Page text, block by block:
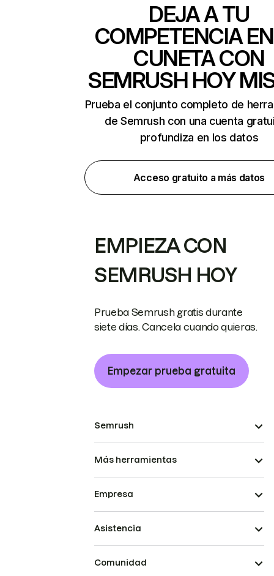
DEJA A TU
COMPETENCIA
CUNETA CON
SEMRUSH HOY
Prueba el conjunto completo de
de Semrush con una cuenta
profundiza en los datos
Acceso gratuito a más datos
EMPIEZA CON
SEMRUSH HOY
Prueba Semrush gratis durante
siete días. Cancela cuando quieras.
Empezar prueba gratuita
Semrush
Más herramientas
Empresa
Asistencia
Comunidad